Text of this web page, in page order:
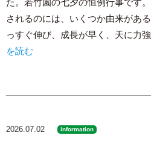
た。若竹園の七夕の恒例行事です
されるのには、いくつか由来があ
っすぐ伸び、成長が早く、天に力
を読む
2026.07.02 information